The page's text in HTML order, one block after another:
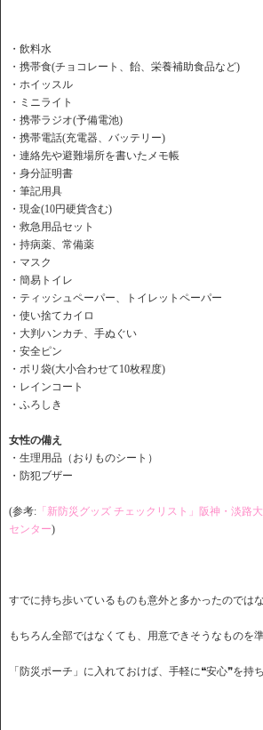
・飲料水
・携帯食(チョコレート、飴、栄養補助食品など)
・ホイッスル
・ミニライト
・携帯ラジオ(予備電池)
・携帯電話(充電器、バッテリー)
・連絡先や避難場所を書いたメモ帳
・身分証明書
・筆記用具
・現金(10円硬貨含む)
・救急用品セット
・持病薬、常備薬
・マスク
・簡易トイレ
・ティッシュペーパー、トイレットペーパー
・使い捨てカイロ
・大判ハンカチ、手ぬぐい
・安全ピン
・ポリ袋(大小合わせて10枚程度)
・レインコート
・ふろしき
女性の備え
・生理用品（おりものシート）
・防犯ブザー
(参考: 「新防災グッズ チェックリスト」阪神・淡
センター)
すでに持ち歩いているものも意外と多かったのでは
もちろん全部ではなくても、用意できそうなものを
「防災ポーチ」に入れておけば、手軽に❝安心❞を持